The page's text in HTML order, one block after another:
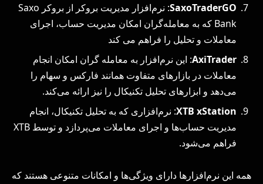
SaxoTraderGO
: نرم‌افزار مدیریت بروکر از بروکر Saxo
Bank که به معامله‌گران امکان مدیریت حساب، اجرای
معاملات و تحلیل را فراهم می کند
AxiTrader: این نرم‌افزار به معامله‌ گران امکان انجام
معاملات در بازارهای متفاوت همانند فارکس و سهام را
می‌دهد و ابزارهای تحلیل تکنیکال را نیز ارائه می‌کند.
XTB xStation: نرم‌افزاری که به تحلیل تکنیکال، انجام
مدیریت حساب‌ها و اجرای معاملات می‌پردازد و توسط XTB
فراهم می‌شود.
همه این نرم‌افزارها دارای ویژگی‌ها و امکانات متنوعی هستند که